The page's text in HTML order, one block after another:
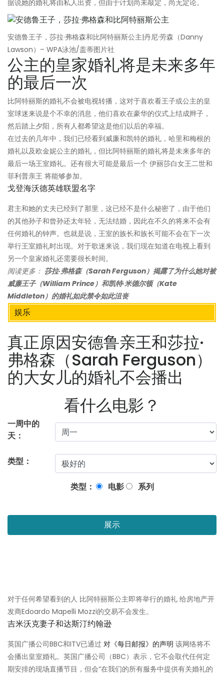
据说她的婚礼将由私人出资，但由于计划尚未敲定，尚无定论。
安德鲁王子，莎拉·弗格森和比阿特丽斯公主|丹尼·劳森（Danny
Lawson）– WPA泳池/盖蒂图片社
公主的皇家婚礼将是未来多年
的最后一次
比阿特丽斯的婚礼不会被电视转播，这对于喜欢看王子或公主的皇
室球迷来说是个不幸的消息，他们喜欢在豪华的仪式上结成辫子，
然后踏上夕阳，所有人都希望这是他们以后的幸福。
在过去的几年中，我们已经看到威廉和凯特的婚礼，哈里和梅根的
婚礼以及欧金妮公主的婚礼，但比阿特丽斯的婚礼将是未来多年的
最后一场王室婚礼。还有很大可能是最后一个 伊丽莎白女王二世和
菲利普亲王 将能够参加。
戈登海沃德英雄联盟名字
君主和她的丈夫已经到了那里，这已经不是什么秘密了，由于他们
的其他孙子和曾孙还太年轻，无法结婚，因此在不久的将来不会有
任何婚礼的钟声。也就是说，王室的族长和族长可能不会在下一次
举行王室婚礼时出现。对于歌迷来说，我们现在知道在电视上看到
另一个皇家婚礼还需要很长时间。
阅读更多： 莎拉·弗格森（Sarah Ferguson）揭露了为什么她对被
威廉王子（William Prince）和凯特·米德尔顿（Kate
Middleton）的婚礼如此禁令如此沮丧
娱乐
真正原因安德鲁亲王和莎拉·
弗格森（Sarah Ferguson）
的大女儿的婚礼不会播出
看什么电影？
一周中的
天：
类型：
类型： 电影 系列
展示
对于任何希望看到的人 比阿特丽斯公主即将举行的婚礼 给房地产开
发商Edoardo Mapelli Mozzi的交易不会发生。
吉米沃克妻子和达斯汀约翰逊
英国广播公司BBC和ITV已通过 对《每日邮报》的声明 该网络将不
会播出皇室婚礼。英国广播公司（BBC）表示，它不会取代任何定
期安排的现场直播节目，但会“在我们的所有服务中提供有关婚礼的